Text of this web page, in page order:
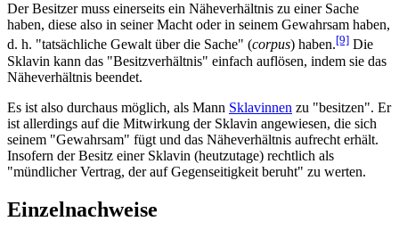
Der Besitzer muss einerseits ein Näheverhältnis zu einer Sache
haben, diese also in seiner Macht oder in seinem Gewahrsam haben,
d. h. "tatsächliche Gewalt über die Sache" (corpus) haben.[9] Die
Sklavin kann das "Besitz­verhältnis" einfach auflösen, indem sie das
Näheverhältnis beendet.
Es ist also durchaus möglich, als Mann Sklavinnen zu "besitzen". Er
ist allerdings auf die Mitwirkung der Sklavin angewiesen, die sich
seinem "Gewahrsam" fügt und das Näheverhältnis aufrecht erhält.
Insofern der Besitz einer Sklavin (heutzutage) rechtlich als
"mündlicher Vertrag, der auf Gegenseitigkeit beruht" zu werten.
Einzelnachweise